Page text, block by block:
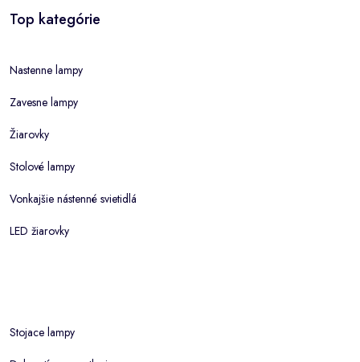
Top kategórie
Nastenne lampy
Zavesne lampy
Žiarovky
Stolové lampy
Vonkajšie nástenné svietidlá
LED žiarovky
Stojace lampy